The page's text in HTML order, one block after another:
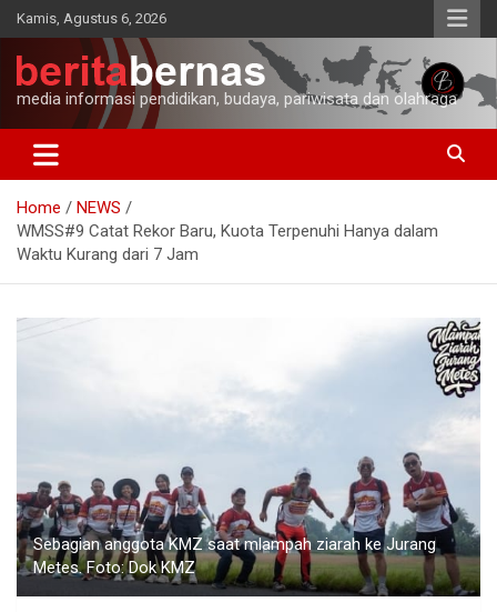
Skip
to
content
Kamis, Agustus 6, 2026
media informasi pendidikan, budaya, pariwisata dan olahraga
Home
NEWS
WMSS#9 Catat Rekor Baru, Kuota Terpenuhi Hanya dalam
Waktu Kurang dari 7 Jam
Sebagian anggota KMZ saat mlampah ziarah ke Jurang
Metes. Foto: Dok KMZ